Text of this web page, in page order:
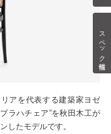
スペック情報
アを代表する建築家ヨゼ
ラハチェア”を秋田木工が
したモデルです。